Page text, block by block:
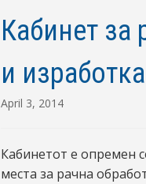
Кабинет за
и
April 3, 2014
Кабинетот е опремен
места за рачна